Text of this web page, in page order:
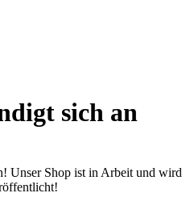
sich an
Unser Shop ist in Arbeit und wird